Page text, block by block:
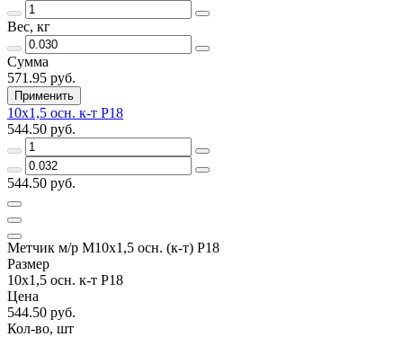
Вес, кг
Сумма
571.95 руб.
Применить
10х1,5 осн. к-т Р18
544.50 руб.
544.50 руб.
Метчик м/р М10х1,5 осн. (к-т) Р18
Размер
10х1,5 осн. к-т Р18
Цена
544.50 руб.
Кол-во, шт